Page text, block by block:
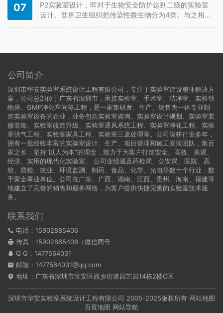
解决方案，一起来…
07
P2实验室设计，即对于生物安全防护达到二级的实验室
设计。世界卫生组织把传染性微生物分为4类。与之相对
常用的生物实验室设…
公司简介
深圳市华安实验室系统设计工程有限公司，专注于实验室建设整体解决方
案，公司总部位于广东省深圳市，承接实验室、手术室、洁净室、实验动
物房、GMP净化车间等工程，是一家集研发、生产、销售为一体专业制
造实验室设备的企业，业务包括实验室咨询、实验室设计规划、实验室装
修装饰、实验室改造升级、实验室通风系统工程、实验室净化工程、实验
室供气工程、实验室家具工程、实验室三废处理等。公司深耕行业多年，
拥有一批经验丰富的实验室设计、生产、项目管理和施工安装团队，集百
家之长，坚持“以人为本”的理念，致力于为客户打造安全、高效、美观、
经济、实用的现代化实验室。 公司业绩遍及药检局、公安局、医院、高
校、质检、农业、环境监测、制药、食品、化学、光电等数十个行业，数
千家企事业单位。公司在广东、广西、湖南、江西、贵州、海南、福建等
地建立了完善的销售和服务网络，为客户提供快捷完善的实验室技术服
务。
联系我们
电话：15902885406
传真：15902885406（微信同号
Q Q： 1477564031
邮箱：1477564031@qq.com
地址：广东省深圳市宝安区西乡街道园艺园14栋2楼C区
深圳市华安实验室系统设计工程有限公司 2005-2025版权所有 网站地图
百度地图 网站导航